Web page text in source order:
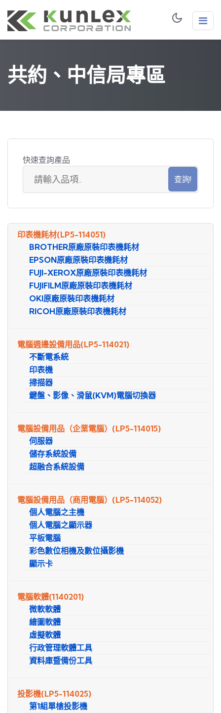
共約、中信局專區
快速查詢產品
品
項
尋
印表機耗材(LP5-114051)
BROTHER原廠原裝印表機耗材
EPSON原廠原裝印表機耗材
FUJI-XEROX原廠原裝印表機耗材
FUJIFILM原廠原裝印表機耗材
OKI原廠原裝印表機耗材
RICOH原廠原裝印表機耗材
電腦週邊設備用品(LP5-114021)
不斷電系統
印表機
掃描器
鍵盤、影像、滑鼠(KVM)電腦切換器
電腦設備用品（企業電腦） (LP5-114015)
伺服器
儲存系統設備
超融合系統設備
電腦設備用品（商用電腦） (LP5-114052)
個人電腦之主機
個人電腦之顯示器
平板電腦
彩色數位相機及數位攝影機
顯示卡
電腦軟體(1140201)
微軟軟體
繪圖軟體
虛擬軟體
行政管理軟體工具
資料庫暨備份工具
投影機(LP5-114025)
第1組單槍投影機